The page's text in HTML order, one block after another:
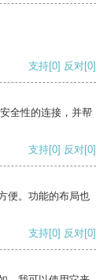
支持[0] 反对[0]
全性的连接，并帮
支持[0] 反对[0]
便。功能的布局也
支持[0] 反对[0]